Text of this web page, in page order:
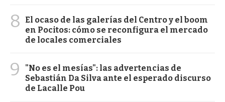
8
El ocaso de las galerías del Centro y el boom
en Pocitos: cómo se reconfigura el mercado
de locales comerciales
9
"No es el mesías": las advertencias de
Sebastián Da Silva ante el esperado discurso
de Lacalle Pou